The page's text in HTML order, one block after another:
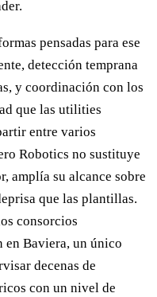
pensadas para ese
detección temprana
y coordinación con los
que las utilities
entre varios
Robotics no sustituye
amplía su alcance sobre
que las plantillas.
consorcios
Baviera, un único
decenas de
con un nivel de